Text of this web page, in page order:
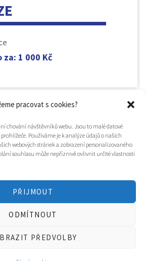
pracovat s cookies?
chování návštěvníků webu. Jsou to malé datové
Používáme je k analýze údajů o našich
webových stránek a zobrazení personalizovaného
souhlasu může nepříznivě ovlivnit určité vlastnosti
PŘIJMOUT
ODMÍTNOUT
PŘEDVOLBY
za: 1 000 Kč
WOOP.design/